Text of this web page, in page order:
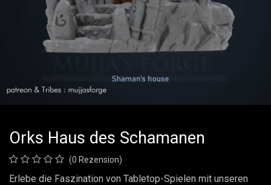
Orks Haus des Schamanen
(0 Rezension)
Erlebe die Faszination von Tabletop-Spielen mit unseren